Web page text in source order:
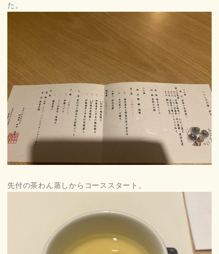
た。
先付の茶わん蒸しからコーススタート。